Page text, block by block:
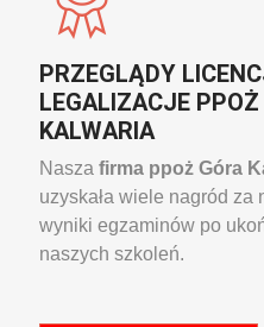
PRZEGLĄDY
LEGALIZACJE PPOŻ
KALWARIA
Nasza firma ppoż Góra
uzyskała wiele nagród za
wyniki egzaminów po
naszych szkoleń.